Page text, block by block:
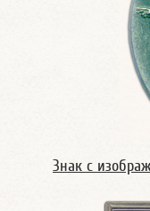
Знак с